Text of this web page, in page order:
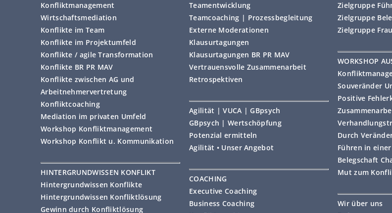
Konfliktmanagement
Wirtschaftsmediation
Konflikte im Team
Konflikte im Projektumfeld
Konflikte / agile Transformation
Konflikte BR PR MAV
Konflikte zwischen AG und
Arbeitnehmervertretung
Konfliktcoaching
Mediation im privaten Umfeld
Workshop Konfliktmanagement
Workshop Konflikt u. Kommunikation
HINTERGRUNDWISSEN KONFLIKT
Hintergrundwissen Konflikte
Hintergrundwissen Konfliktlösung
Gewinn durch Konfliktlösung
Teamentwicklung
Teamcoaching | Prozessbegleitung
Externe Moderationen
Klausurtagungen
Klausurtagungen BR PR MAV
Vertrauensvolle Zusammenarbeit
Retrospektiven
Agilität | VUCA | GBpsych
GBpsych | Wertschöpfung
Potenzial ermitteln
Agilität • Unser Angebot
COACHING
Executive Coaching
Business Coaching
Zielgruppe
Zielgruppe
Zielgruppe
WORKSHOP
Souveränder
Positive
Durch
Führen in
Belegschaft
Mut zum
Wir über uns